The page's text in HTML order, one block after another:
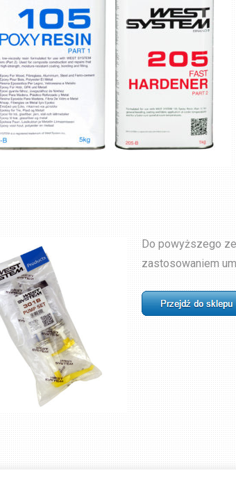
Do powyższego
zastosowaniem